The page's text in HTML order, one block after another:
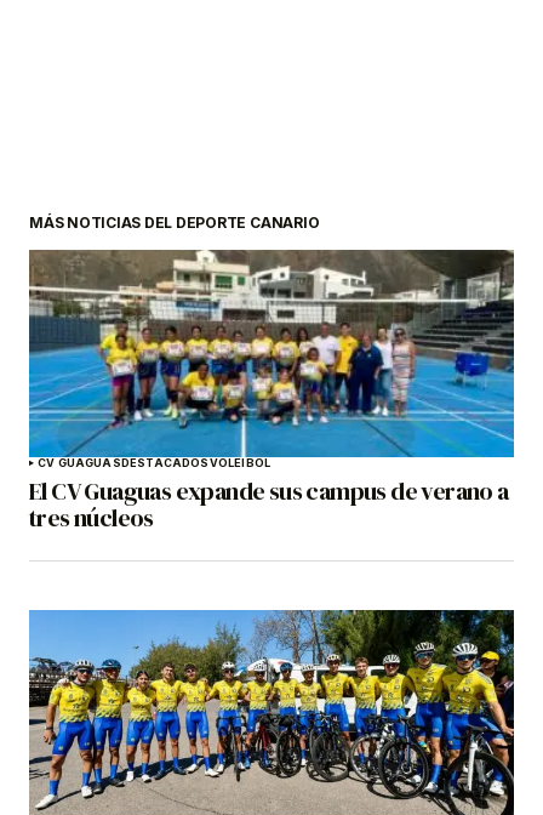
MÁS NOTICIAS DEL DEPORTE CANARIO
CV GUAGUASDESTACADOSVOLEIBOL
El CV Guaguas expande sus campus de verano a
tres núcleos